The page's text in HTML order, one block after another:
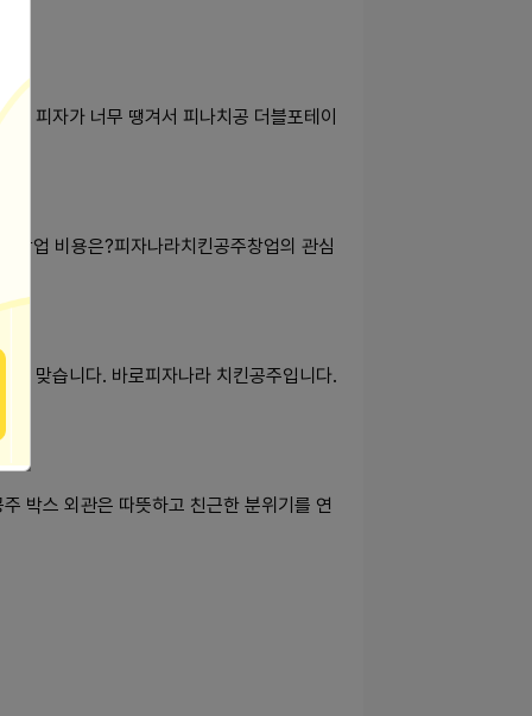
피자가 너무 땡겨서 피나치공 더블포테이
창업 비용은?피자나라치킨공주창업의 관심
? 맞습니다. 바로피자나라 치킨공주입니다.
박스 외관은 따뜻하고 친근한 분위기를 연